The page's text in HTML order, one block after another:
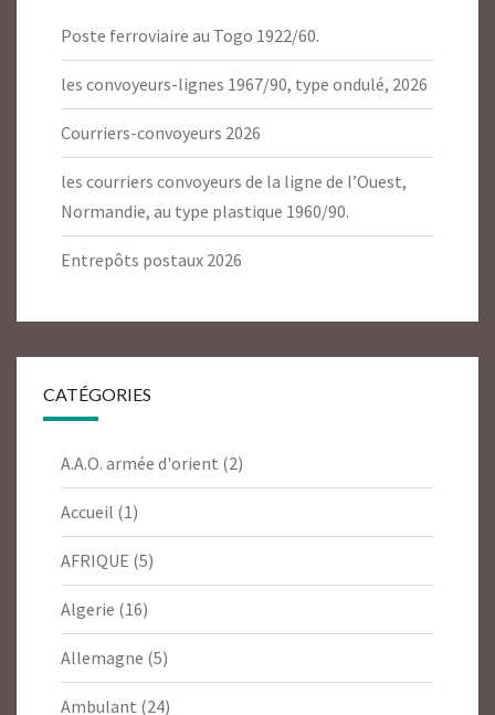
Poste ferroviaire au Togo 1922/60.
les convoyeurs-lignes 1967/90, type ondulé, 2026
Courriers-convoyeurs 2026
les courriers convoyeurs de la ligne de l’Ouest,
Normandie, au type plastique 1960/90.
Entrepôts postaux 2026
CATÉGORIES
A.A.O. armée d'orient (2)
Accueil (1)
AFRIQUE (5)
Algerie (16)
Allemagne (5)
Ambulant (24)